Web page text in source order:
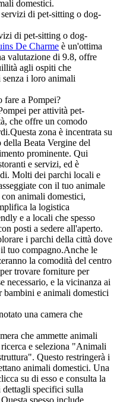
domestici.
di pet-sitting o dog-
di pet-sitting o dog-
De Charme è un'ottima
valutazione di 9.8, offre
agli ospiti che
i loro animali
a Pompei?
per attività pet-
che offre un comodo
zona è incentrata su
Beata Vergine del
prominente. Qui
e servizi, ed è
Molti dei parchi locali e
con il tuo animale
animali domestici,
la logistica
e a locali che spesso
posti a sedere all'aperto.
i parchi della città dove
tuo compagno.Anche le
la comodità del centro
trovare forniture per
necessario, e la vicinanza ai
e animali domestici
una camera che
che ammette animali
e seleziona "Animali
Questo restringerà i
animali domestici. Una
su di esso e consulta la
specifici sulla
spesso include